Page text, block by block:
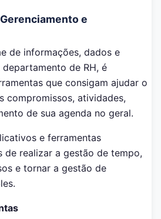
e
de informações, dados e
de RH, é
que consigam ajudar o
compromissos, atividades,
de sua agenda no geral.
e ferramentas
de realizar a gestão de tempo,
e tornar a gestão de